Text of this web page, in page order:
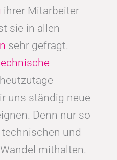
ihrer Mitarbeiter
sie in allen
sehr gefragt.
uns ständig neue
Denn nur so
und
mithalten.